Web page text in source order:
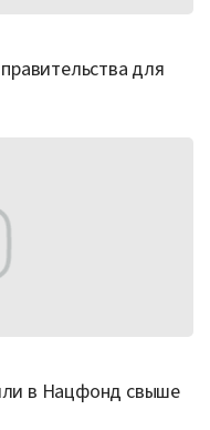
для
в Нацфонд свыше